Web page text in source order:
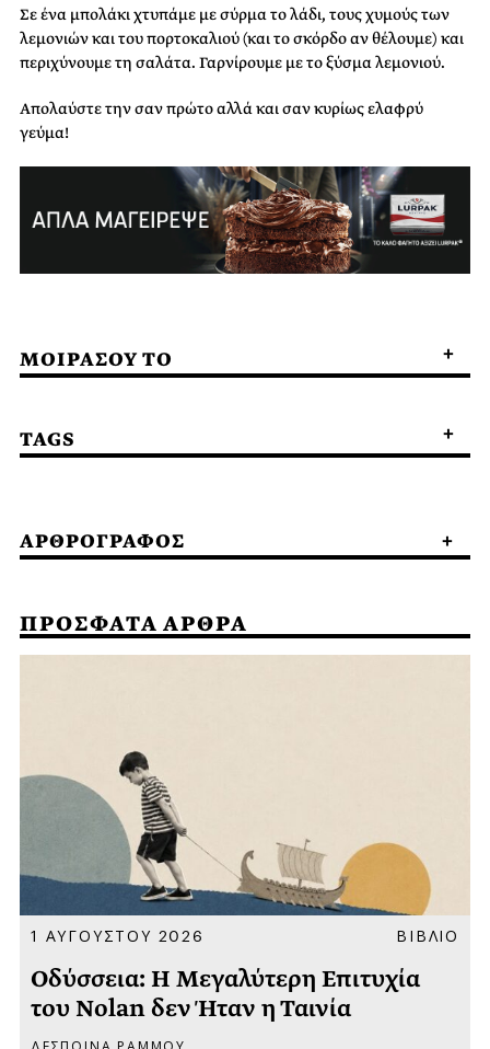
Σε ένα μπολάκι χτυπάμε με σύρμα το λάδι, τους χυμούς των
λεμονιών και του πορτοκαλιού (και το σκόρδο αν θέλουμε) και
περιχύνουμε τη σαλάτα. Γαρνίρουμε με το ξύσμα λεμονιού.
Απολαύστε την σαν πρώτο αλλά και σαν κυρίως ελαφρύ
γεύμα!
ΜΟΙΡΑΣΟΥ ΤΟ
TAGS
ΑΡΘΡΟΓΡΑΦΟΣ
ΠΡΟΣΦΑΤΑ ΑΡΘΡΑ
1 ΑΥΓΟΥΣΤΟΥ 2026 ΒΙΒΛΙΟ
Οδύσσεια: Η Μεγαλύτερη Επιτυχία
του Nolan δεν Ήταν η Ταινία
ΔΕΣΠΟΙΝΑ ΡΑΜΜΟΥ